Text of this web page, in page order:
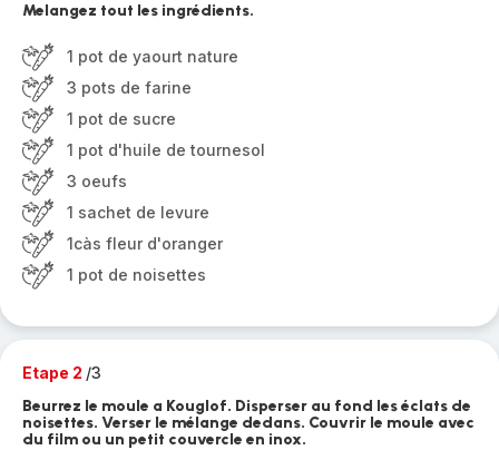
Melangez tout les ingrédients.
1 pot de yaourt nature
3 pots de farine
1 pot de sucre
1 pot d'huile de tournesol
3 oeufs
1 sachet de levure
1càs fleur d'oranger
1 pot de noisettes
Etape 2 /3
Beurrez le moule a Kouglof. Disperser au fond les éclats de
noisettes. Verser le mélange dedans. Couvrir le moule avec
du film ou un petit couvercle en inox.